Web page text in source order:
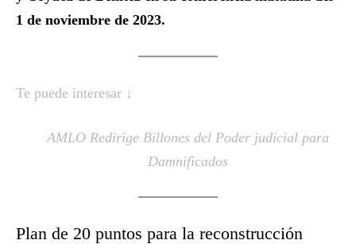
1 de noviembre de 2023.
Te puede interesar ↓
AMLO Redirige Billones del Poder judicial para
Damnificados
Plan de 20 puntos para la reconstrucción